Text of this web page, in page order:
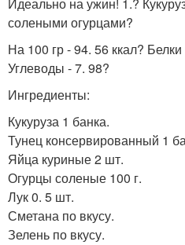
Идеально на ужин! 1.?
солеными огурцами?
На 100 гр - 94. 56 ккал?
Углеводы - 7. 98?
Ингредиенты:
Кукуруза 1 банка.
Тунец консервированный 1
Яйца куриные 2 шт.
Огурцы соленые 100 г.
Лук 0. 5 шт.
Сметана по вкусу.
Зелень по вкусу.